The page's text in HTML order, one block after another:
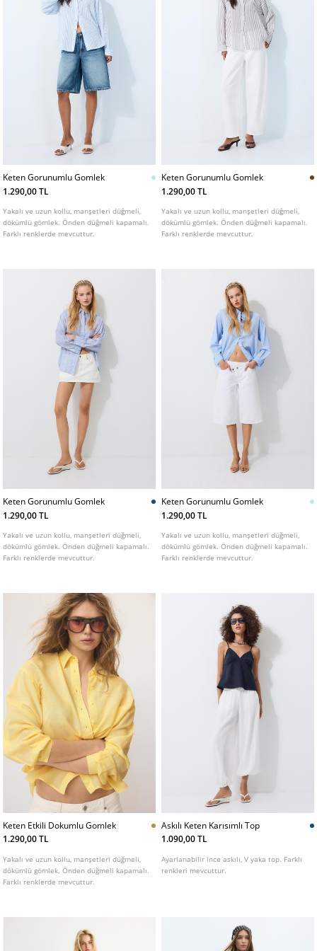
Keten Gorunumlu Gomlek
1.290,00 TL
Yakalı ve uzun kollu, manşetleri düğmeli,
dökümlü gömlek. Önden düğmeli kapamalı.
Farklı renklerde mevcuttur.
Keten Gorunumlu Gomlek
1.290,00 TL
Yakalı ve uzun kollu, manşetleri düğmeli,
dökümlü gömlek. Önden düğmeli kapamalı.
Farklı renklerde mevcuttur.
Keten Gorunumlu Gomlek
1.290,00 TL
Yakalı ve uzun kollu, manşetleri düğmeli,
dökümlü gömlek. Önden düğmeli kapamalı.
Farklı renklerde mevcuttur.
Keten Gorunumlu Gomlek
1.290,00 TL
Yakalı ve uzun kollu, manşetleri düğmeli,
dökümlü gömlek. Önden düğmeli kapamalı.
Farklı renklerde mevcuttur.
Keten Etkili Dokumlu Gomlek
1.290,00 TL
Yakalı ve uzun kollu, manşetleri düğmeli,
dökümlü gömlek. Önden düğmeli kapamalı.
Farklı renklerde mevcuttur.
Askılı Keten Karısımlı Top
1.090,00 TL
Ayarlanabilir ince askılı, V yaka top. Farklı
renkleri mevcuttur.